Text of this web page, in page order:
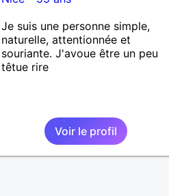
Je suis une personne simple,
naturelle, attentionnée et
souriante. J'avoue être un peu
têtue rire
Voir le profil